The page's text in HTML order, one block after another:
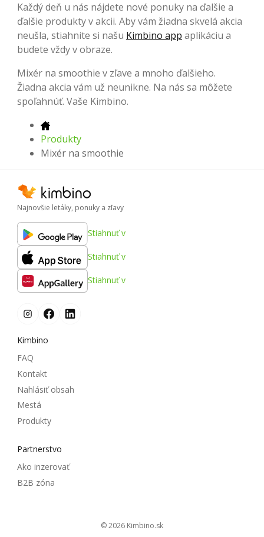
Každý deň u nás nájdete nové ponuky na ďalšie a
ďalšie produkty v akcii. Aby vám žiadna skvelá akcia
neušla, stiahnite si našu Kimbino app aplikáciu a
budete vždy v obraze.
Mixér na smoothie v zľave a mnoho ďalšieho.
Žiadna akcia vám už neunikne. Na nás sa môžete
spoľahnúť. Vaše Kimbino.
Produkty
Mixér na smoothie
Najnovšie letáky, ponuky a zľavy
Stiahnuť v
Stiahnuť v
Stiahnuť v
Kimbino
FAQ
Kontakt
Nahlásiť obsah
Mestá
Produkty
Partnerstvo
Ako inzerovať
B2B zóna
© 2026
kimbino.sk